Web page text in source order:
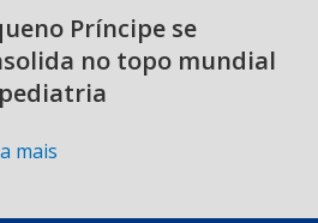
Príncipe se
no topo mundial
mais